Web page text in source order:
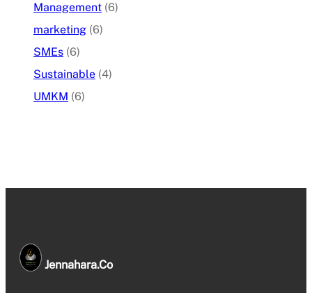
Management (6)
marketing (6)
SMEs (6)
Sustainable (4)
UMKM (6)
Jennahara.co